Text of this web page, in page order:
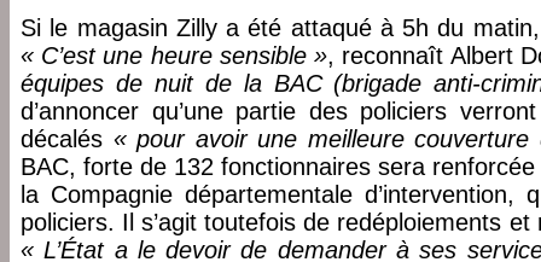
Si le magasin Zilly a été attaqué à 5h du
« C’est une heure sensible », reconnaît Albert
équipes de nuit de la BAC (brigade anti-
d’annoncer qu’une partie des policiers
décalés « pour avoir une meilleure
BAC, forte de 132 fonctionnaires sera
la Compagnie départementale
policiers. Il s’agit toutefois de redéploiements
« L’État a le devoir de demander à ses